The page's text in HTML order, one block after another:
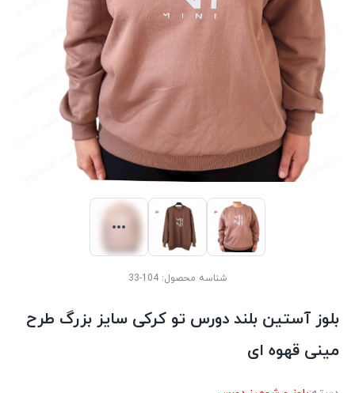
شناسه محصول:104-33
بلوز آستین بلند دورس تو کرکی سایز بزرگ طرح
مینی قهوه ای